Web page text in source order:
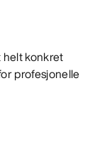
konkret
profesjonelle